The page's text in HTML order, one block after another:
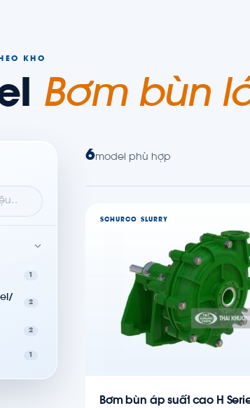
KHO
Bơm bùn
1
2
2
1
6model phù hợp
SCHURCO SLURRY
Bơm bùn áp suất cao H